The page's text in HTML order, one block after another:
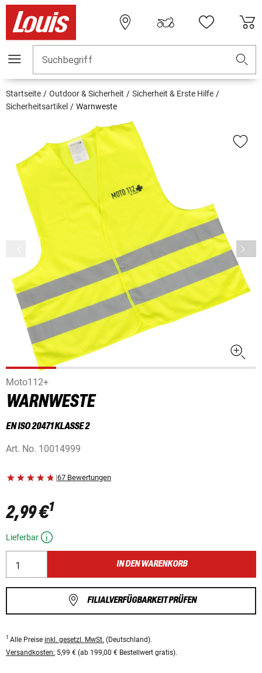
Suchbegriff
Startseite Outdoor & Sicherheit
Sicherheit & Erste Hilfe
Sicherheitsartikel
Warnweste
Moto112+
WARNWESTE
EN ISO 20471 KLASSE 2
Art. No. 10014999
|67 Bewertungen
2,99 €1
Lieferbar
IN DEN WARENKORB
FILIALVERFÜGBARKEIT PRÜFEN
1 Alle Preise inkl. gesetzl. MwSt. (Deutschland).
Versandkosten: 5,99 € (ab 199,00 € Bestellwert gratis).